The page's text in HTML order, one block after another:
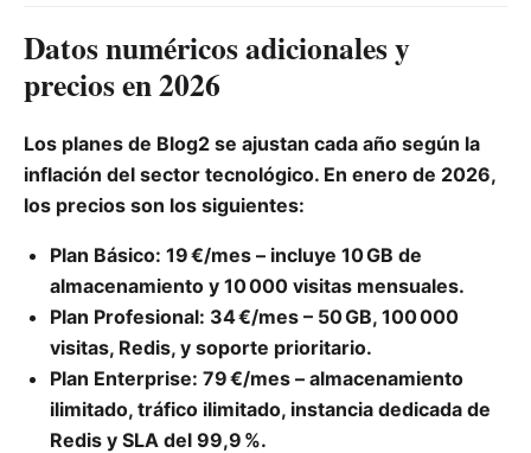
Datos numéricos adicionales y
precios en 2026
Los planes de Blog2 se ajustan cada año según la
inflación del sector tecnológico. En enero de 2026,
los precios son los siguientes:
Plan Básico:19 €/mes – incluye 10 GB de
almacenamiento y 10 000 visitas mensuales.
Plan Profesional: 34 €/mes – 50 GB, 100 000
visitas, Redis, y soporte prioritario.
Plan Enterprise:79 €/mes – almacenamiento
ilimitado, tráfico ilimitado, instancia dedicada de
Redis y SLA del 99,9 %.